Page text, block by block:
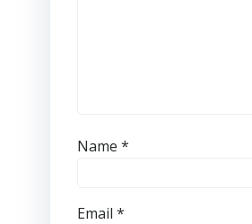
Name *
Email *